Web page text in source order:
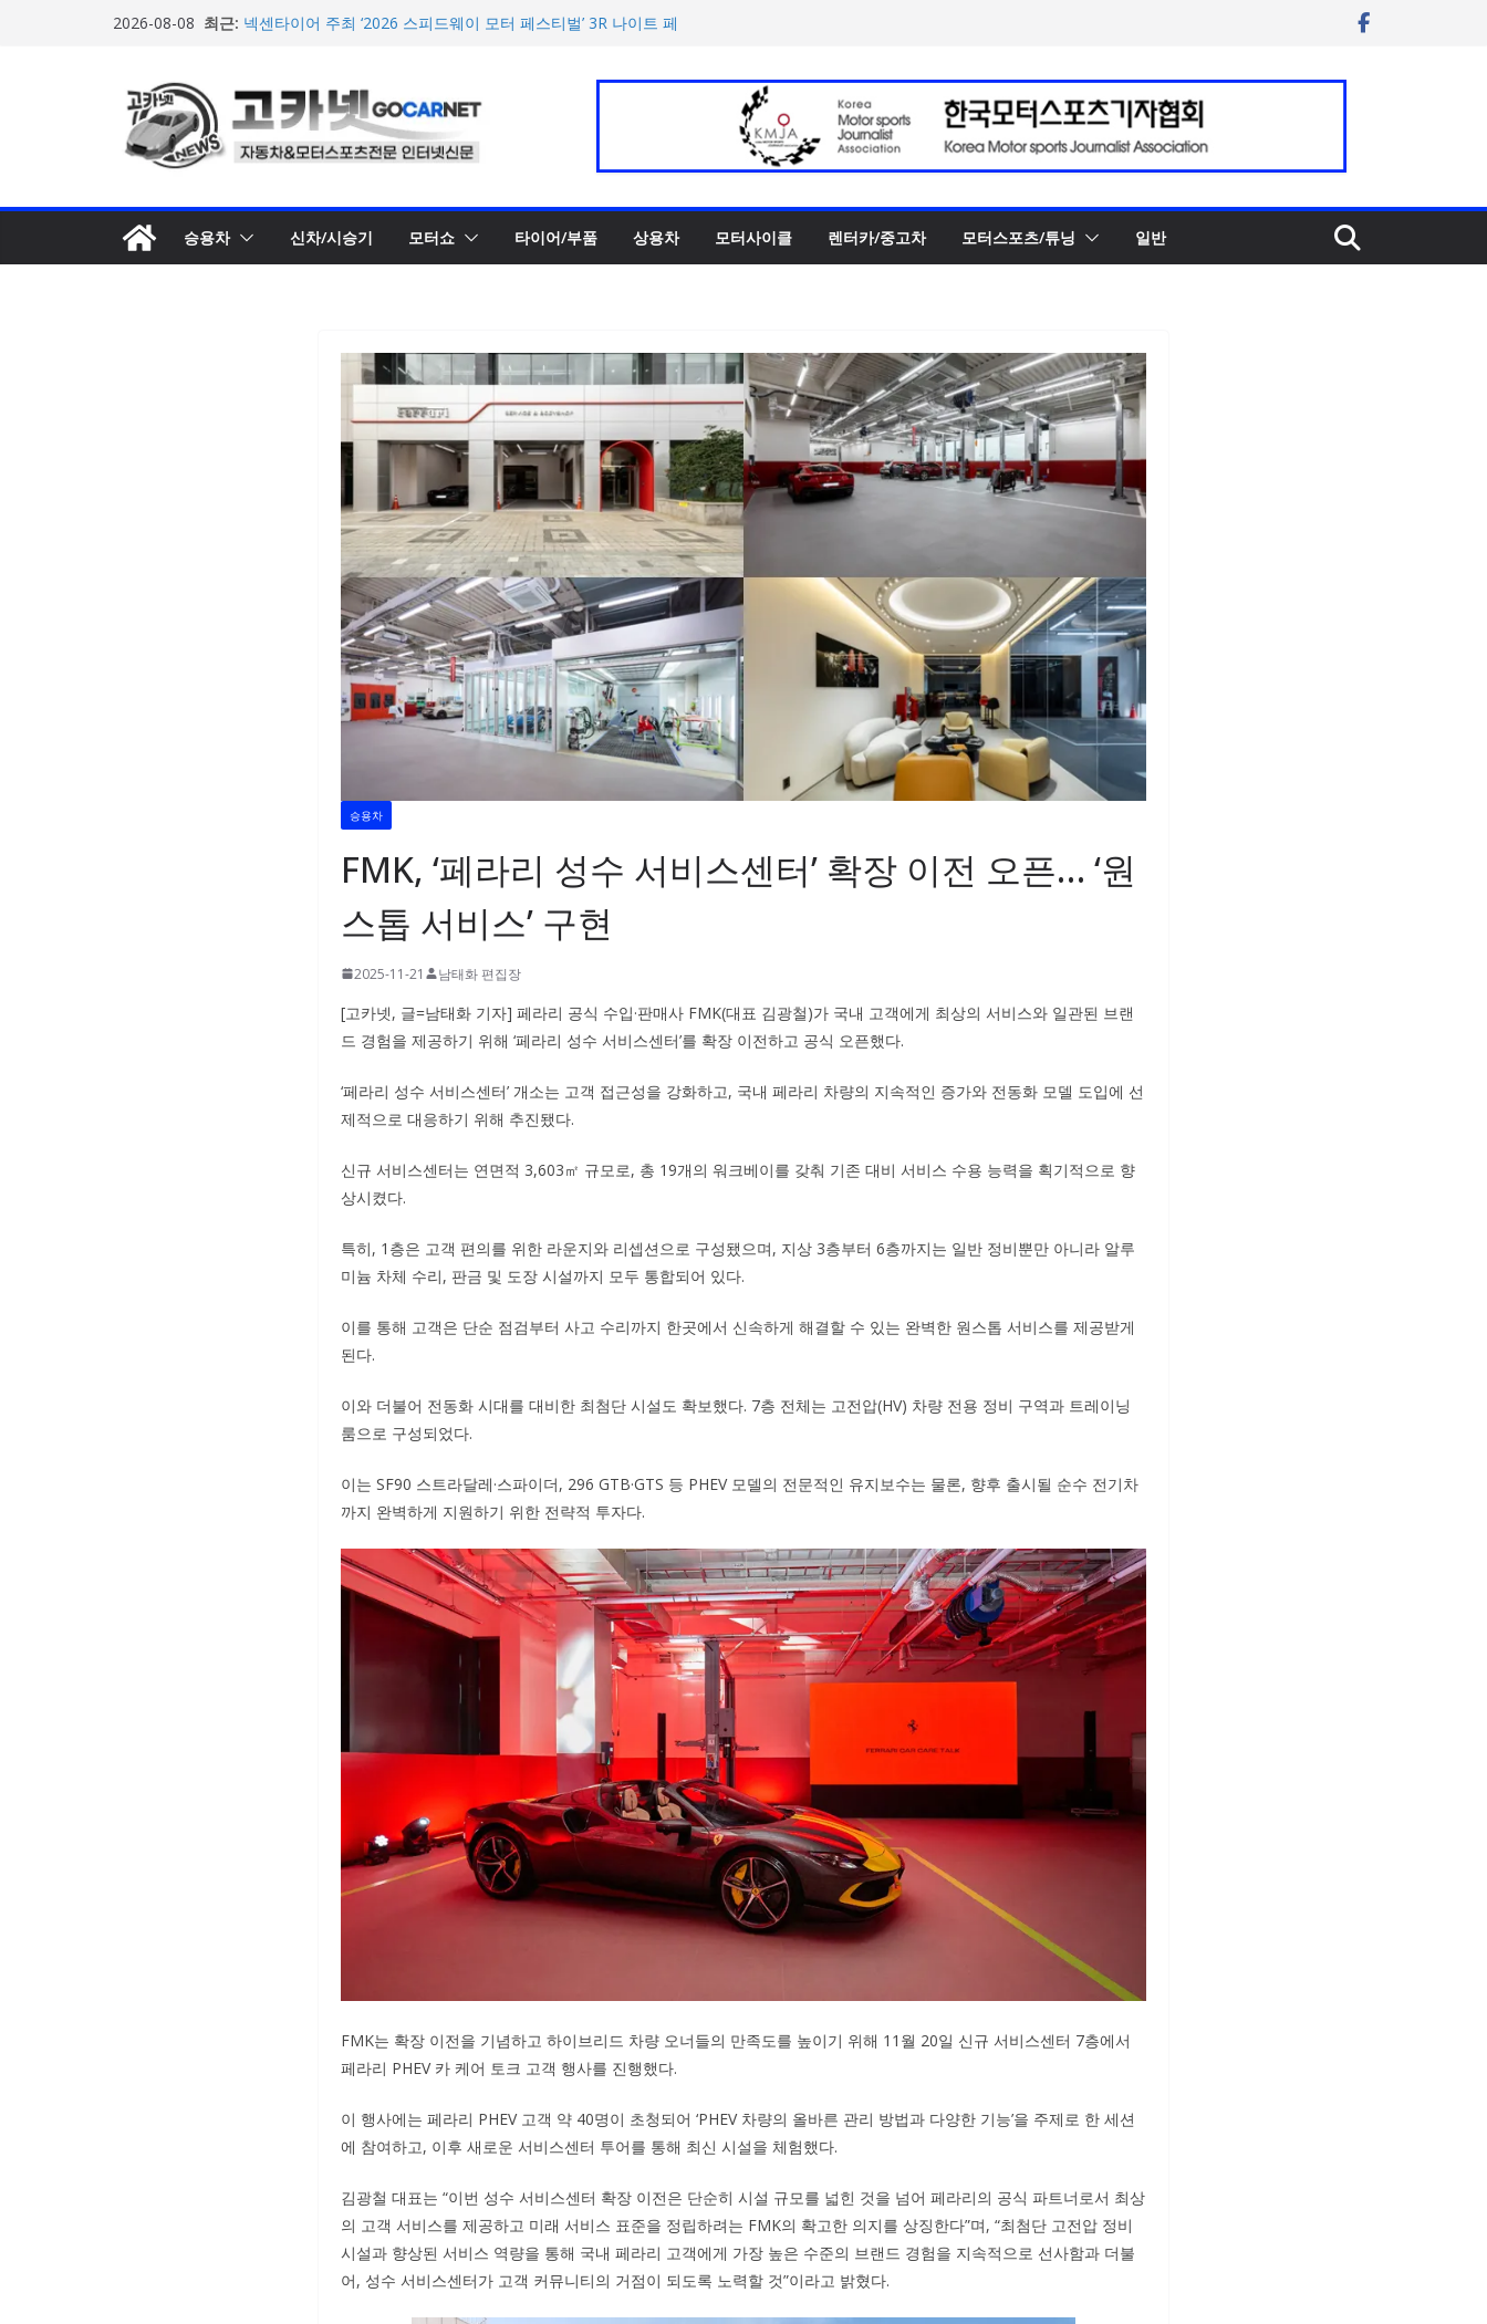
2026-08-08 최근: 확보
아우디, 405일 만에 완성한 초고성능 슈퍼카 ‘누볼라리’ 제작 비하
인드 영상 공개
벤틀리, 첫 순수 전기 어반 럭셔리 SUV 토르칼 탑재될 ‘큐레이션
엔진’ 공개
마일레, 코너링 쏠림·하체 소음 잡는 ‘스테빌라이저 링크’ 정비 솔
승용차
신차/시승기 모터쇼 타이어/부품 상용차 모터사이클 렌터카/중고차 모터스포츠/튜닝 일반
승용차
FMK, ‘페라리 성수 서비스센터’ 확장 이전 오픈… ‘원
스톱 서비스’ 구현
2025-11-21 남태화 편집장
[고카넷, 글=남태화 기자] 페라리 공식 수입·판매사 FMK(대표 김광철)가 국내 고객에게 최상의 서비스와 일관된 브랜
드 경험을 제공하기 위해 ‘페라리 성수 서비스센터’를 확장 이전하고 공식 오픈했다.
‘페라리 성수 서비스센터’ 개소는 고객 접근성을 강화하고, 국내 페라리 차량의 지속적인 증가와 전동화 모델 도입에 선
제적으로 대응하기 위해 추진됐다.
신규 서비스센터는 연면적 3,603㎡ 규모로, 총 19개의 워크베이를 갖춰 기존 대비 서비스 수용 능력을 획기적으로 향
상시켰다.
특히, 1층은 고객 편의를 위한 라운지와 리셉션으로 구성됐으며, 지상 3층부터 6층까지는 일반 정비뿐만 아니라 알루
미늄 차체 수리, 판금 및 도장 시설까지 모두 통합되어 있다.
이를 통해 고객은 단순 점검부터 사고 수리까지 한곳에서 신속하게 해결할 수 있는 완벽한 원스톱 서비스를 제공받게
된다.
이와 더불어 전동화 시대를 대비한 최첨단 시설도 확보했다. 7층 전체는 고전압(HV) 차량 전용 정비 구역과 트레이닝
룸으로 구성되었다.
이는 SF90 스트라달레·스파이더, 296 GTB·GTS 등 PHEV 모델의 전문적인 유지보수는 물론, 향후 출시될 순수 전기차
까지 완벽하게 지원하기 위한 전략적 투자다.
FMK는 확장 이전을 기념하고 하이브리드 차량 오너들의 만족도를 높이기 위해 11월 20일 신규 서비스센터 7층에서
페라리 PHEV 카 케어 토크 고객 행사를 진행했다.
이 행사에는 페라리 PHEV 고객 약 40명이 초청되어 ‘PHEV 차량의 올바른 관리 방법과 다양한 기능’을 주제로 한 세션
에 참여하고, 이후 새로운 서비스센터 투어를 통해 최신 시설을 체험했다.
김광철 대표는 “이번 성수 서비스센터 확장 이전은 단순히 시설 규모를 넓힌 것을 넘어 페라리의 공식 파트너로서 최상
의 고객 서비스를 제공하고 미래 서비스 표준을 정립하려는 FMK의 확고한 의지를 상징한다”며, “최첨단 고전압 정비
시설과 향상된 서비스 역량을 통해 국내 페라리 고객에게 가장 높은 수준의 브랜드 경험을 지속적으로 선사함과 더불
어, 성수 서비스센터가 고객 커뮤니티의 거점이 되도록 노력할 것”이라고 밝혔다.